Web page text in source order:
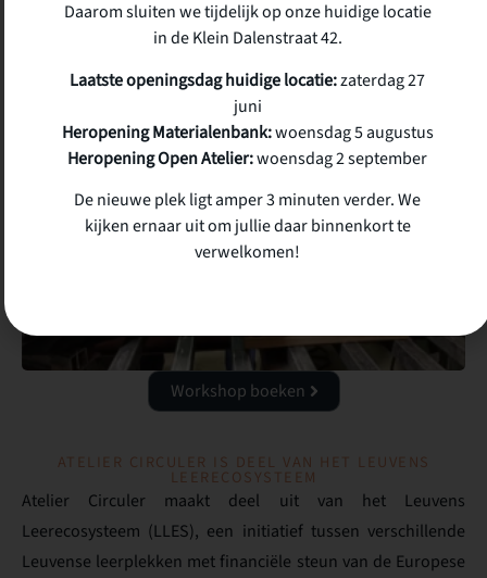
Ontdek
Cursus
3-in-1 Lassen
Maak kennis met de drie meest gebruikte lastechnieken.
1-2 PERSONEN
Workshop boeken
ATELIER CIRCULER IS DEEL VAN HET LEUVENS
LEERECOSYSTEEM
Atelier Circuler maakt deel uit van het Leuvens
Leerecosysteem (LLES), een initiatief tussen verschillende
Leuvense leerplekken met financiële steun van de Europese
Daarom sluiten we tijdelijk op onze huidige locatie
in de Klein Dalenstraat 42.
Laatste openingsdag huidige locatie:zaterdag 27
juni
Heropening Materialenbank:woensdag 5 augustus
Heropening Open Atelier:woensdag 2 september
De nieuwe plek ligt amper 3 minuten verder. We
kijken ernaar uit om jullie daar binnenkort te
verwelkomen!